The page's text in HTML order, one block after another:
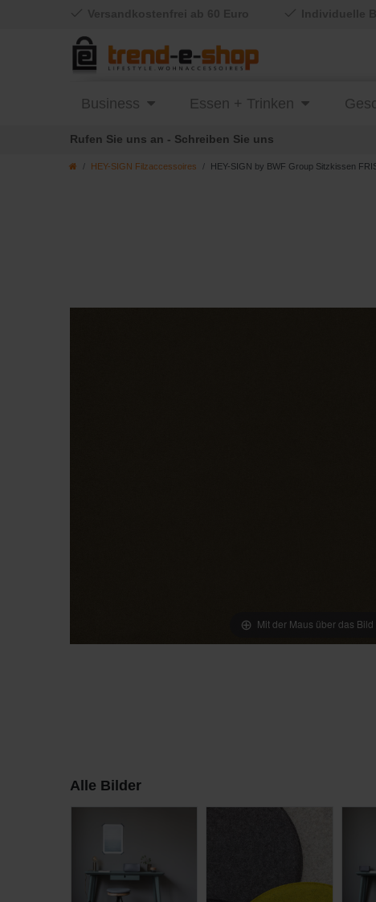
HEY-SIGN Filzaccessoires HEY-SIGN by BWF Group Sitzkissen
Business Essen + Trinken
Rufen Sie uns an - Schreiben Sie uns
Mit der Maus über das Bild
Alle Bilder